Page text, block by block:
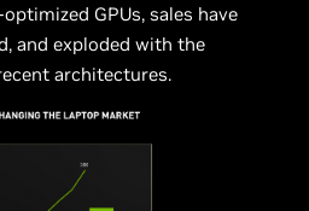
GPUs, sales have
and exploded with the
architectures.